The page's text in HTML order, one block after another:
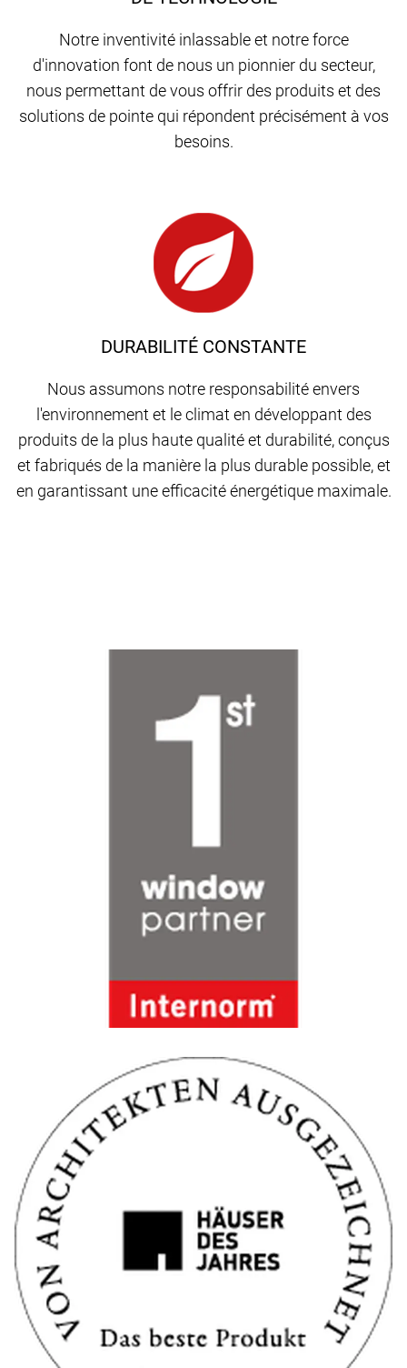
DURABILITÉ CONSTANTE
Nous assumons notre responsabilité envers
l'environnement et le climat en développant des
produits de la plus haute qualité et durabilité, conçus
et fabriqués de la manière la plus durable possible, et
en garantissant une efficacité énergétique maximale.
Notre inventivité inlassable et notre force
d'innovation font de nous un pionnier du secteur,
nous permettant de vous offrir des produits et des
solutions de pointe qui répondent précisément à vos
besoins.